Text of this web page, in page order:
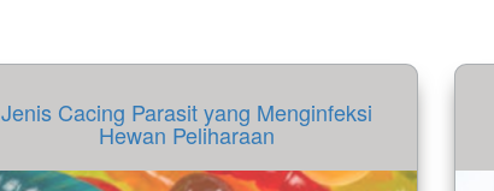
Jenis Cacing Parasit yang Menginfeksi
Hewan Peliharaan